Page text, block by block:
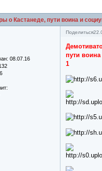
о Кастанеде, пути воина и
Поделиться
: 08.07.16
пути
1